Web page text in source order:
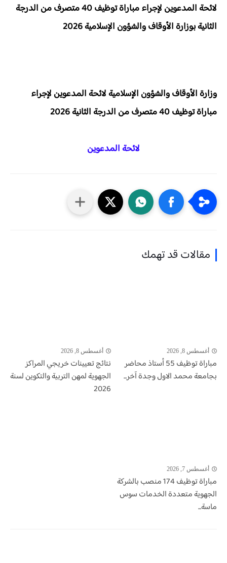
لائحة المدعوين لإجراء مباراة توظيف 40 متصرف من الدرجة
الثانية بوزارة الأوقاف والشؤون الإسلامية 2026
وزارة الأوقاف والشؤون الإسلامية لائحة المدعوين لإجراء
مباراة توظيف 40 متصرف من الدرجة الثانية 2026
لائحة المدعوين
مقالات قد تهمك
أغسطس 8, 2026
مباراة توظيف 55 أستاذ محاضر
بجامعة محمد الاول وجدة آخر...
أغسطس 8, 2026
نتائج تعيينات خريجي المراكز
الجهوية لمهن التربية والتكوين لسنة
2026
أغسطس 7, 2026
مباراة توظيف 174 منصب بالشركة
الجهوية متعددة الخدمات سوس
ماسة...